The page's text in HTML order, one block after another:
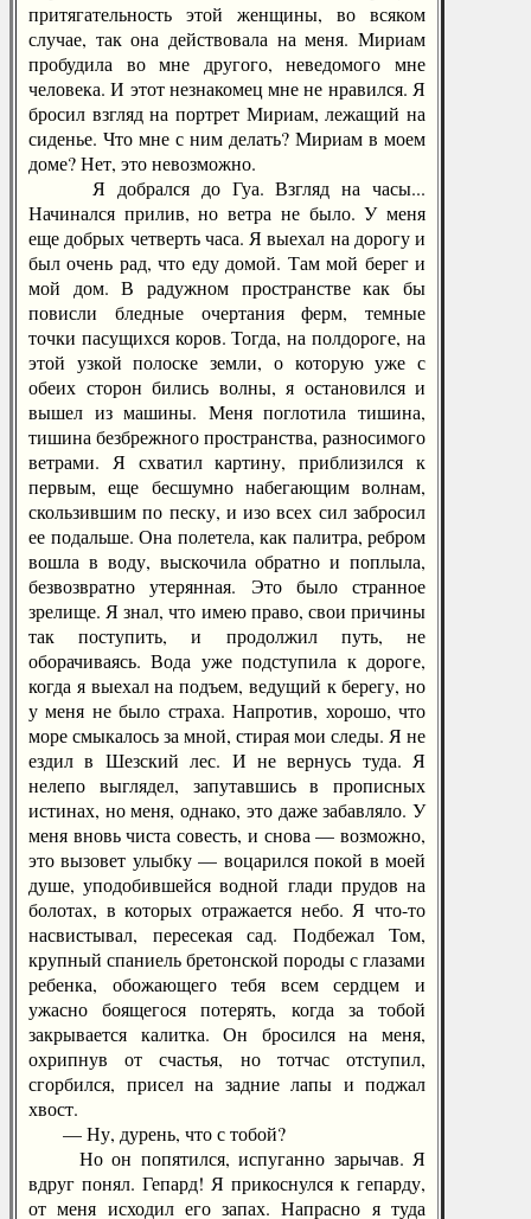
притягательность этой женщины, во всяком
случае, так она действовала на меня. Мириам
пробудила во мне другого, неведомого мне
человека. И этот незнакомец мне не нравился. Я
бросил взгляд на портрет Мириам, лежащий на
сиденье. Что мне с ним делать? Мириам в моем
доме? Нет, это невозможно.
Я добрался до Гуа. Взгляд на часы...
Начинался прилив, но ветра не было. У меня
еще добрых четверть часа. Я выехал на дорогу и
был очень рад, что еду домой. Там мой берег и
мой дом. В радужном пространстве как бы
повисли бледные очертания ферм, темные
точки пасущихся коров. Тогда, на полдороге, на
этой узкой полоске земли, о которую уже с
обеих сторон бились волны, я остановился и
вышел из машины. Меня поглотила тишина,
тишина безбрежного пространства, разносимого
ветрами. Я схватил картину, приблизился к
первым, еще бесшумно набегающим волнам,
скользившим по песку, и изо всех сил забросил
ее подальше. Она полетела, как палитра, ребром
вошла в воду, выскочила обратно и поплыла,
безвозвратно утерянная. Это было странное
зрелище. Я знал, что имею право, свои причины
так поступить, и продолжил путь, не
оборачиваясь. Вода уже подступила к дороге,
когда я выехал на подъем, ведущий к берегу, но
у меня не было страха. Напротив, хорошо, что
море смыкалось за мной, стирая мои следы. Я не
ездил в Шезский лес. И не вернусь туда. Я
нелепо выглядел, запутавшись в прописных
истинах, но меня, однако, это даже забавляло. У
меня вновь чиста совесть, и снова — возможно,
это вызовет улыбку — воцарился покой в моей
душе, уподобившейся водной глади прудов на
болотах, в которых отражается небо. Я что-то
насвистывал, пересекая сад. Подбежал Том,
крупный спаниель бретонской породы с глазами
ребенка, обожающего тебя всем сердцем и
ужасно боящегося потерять, когда за тобой
закрывается калитка. Он бросился на меня,
охрипнув от счастья, но тотчас отступил,
сгорбился, присел на задние лапы и поджал
хвост.
— Ну, дурень, что с тобой?
Но он попятился, испуганно зарычав. Я
вдруг понял. Гепард! Я прикоснулся к гепарду,
от меня исходил его запах. Напрасно я туда